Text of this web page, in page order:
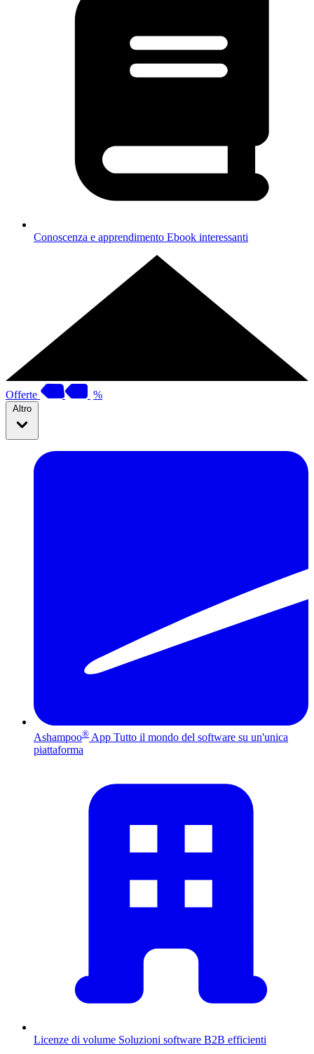
Conoscenza e apprendimento Ebook interessanti
Offerte %
Altro
Ashampoo® App Tutto il mondo del software su un'unica
piattaforma
Licenze di volume Soluzioni software B2B efficienti